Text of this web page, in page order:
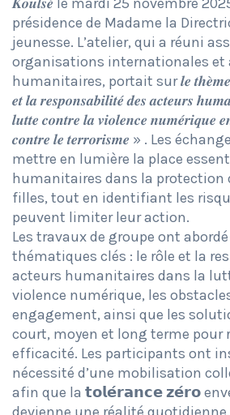
présidence de Madame la
jeunesse. L’atelier, qui a réuni
organisations internationales et
humanitaires, portait sur 𝒍𝒆 𝒕𝒉𝒆̀𝒎𝒆
𝒆𝒕 𝒍𝒂 𝒓𝒆𝒔𝒑𝒐𝒏𝒔𝒂𝒃𝒊𝒍𝒊𝒕𝒆́ 𝒅𝒆𝒔 𝒂𝒄𝒕𝒆𝒖𝒓𝒔
𝒍𝒖𝒕𝒕𝒆 𝒄𝒐𝒏𝒕𝒓𝒆 𝒍𝒂 𝒗𝒊𝒐𝒍𝒆𝒏𝒄𝒆 𝒏𝒖𝒎𝒆́𝒓𝒊𝒒𝒖𝒆
𝒄𝒐𝒏𝒕𝒓𝒆 𝒍𝒆 𝒕𝒆𝒓𝒓𝒐𝒓𝒊𝒔𝒎𝒆 » . Les
mettre en lumière la place
humanitaires dans la protection
filles, tout en identifiant les
peuvent limiter leur action.
Les travaux de groupe ont
thématiques clés : le rôle et la
acteurs humanitaires dans la
violence numérique, les
engagement, ainsi que les
court, moyen et long terme pour
efficacité. Les participants ont
nécessité d’une mobilisation
afin que la 𝘁𝗼𝗹𝗲́𝗿𝗮𝗻𝗰𝗲 𝘇𝗲́𝗿𝗼